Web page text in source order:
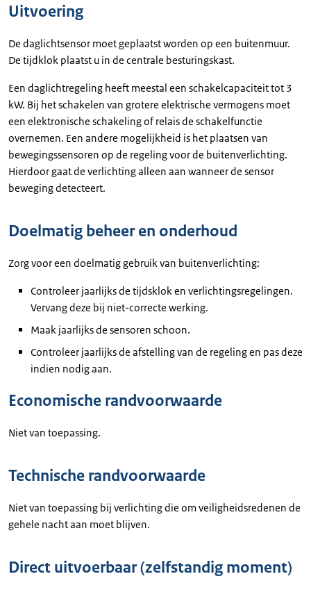
Uitvoering
De daglichtsensor moet geplaatst worden op een buitenmuur.
De tijdklok plaatst u in de centrale besturingskast.
Een daglichtregeling heeft meestal een schakelcapaciteit tot 3
kW. Bij het schakelen van grotere elektrische vermogens moet
een elektronische schakeling of relais de schakelfunctie
overnemen. Een andere mogelijkheid is het plaatsen van
bewegingssensoren op de regeling voor de buitenverlichting.
Hierdoor gaat de verlichting alleen aan wanneer de sensor
beweging detecteert.
Doelmatig beheer en onderhoud
Zorg voor een doelmatig gebruik van buitenverlichting:
Controleer jaarlijks de tijdsklok en verlichtingsregelingen.
Vervang deze bij niet-correcte werking.
Maak jaarlijks de sensoren schoon.
Controleer jaarlijks de afstelling van de regeling en pas deze
indien nodig aan.
Economische randvoorwaarde
Niet van toepassing.
Technische randvoorwaarde
Niet van toepassing bij verlichting die om veiligheidsredenen de
gehele nacht aan moet blijven.
Direct uitvoerbaar (zelfstandig moment)